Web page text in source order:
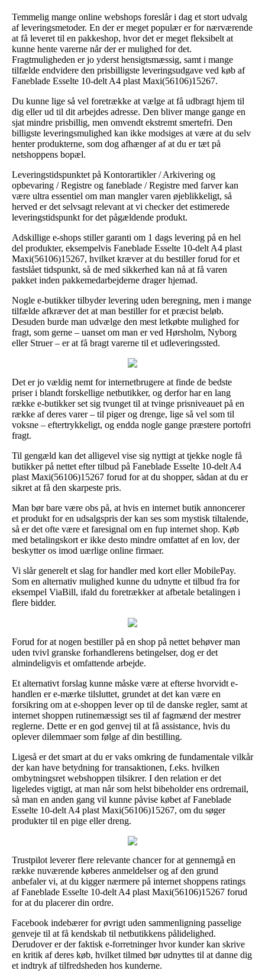
Temmelig mange online webshops foreslår i dag et stort udvalg
af leveringsmetoder. En der er meget populær er for nærværende
at få leveret til en pakkeshop, hvor det er meget fleksibelt at
kunne hente varerne når der er mulighed for det.
Fragtmuligheden er jo yderst hensigtsmæssig, samt i mange
tilfælde endvidere den prisbilligste leveringsudgave ved køb af
Faneblade Esselte 10-delt A4 plast Maxi(56106)15267.
Du kunne lige så vel foretrække at vælge at få udbragt hjem til
dig eller ud til dit arbejdes adresse. Den bliver mange gange en
sjat mindre prisbillig, men omvendt ekstremt smertefri. Den
billigste leveringsmulighed kan ikke modsiges at være at du selv
henter produkterne, som dog afhænger af at du er tæt på
netshoppens bopæl.
Leveringstidspunktet på Kontorartikler / Arkivering og
opbevaring / Registre og faneblade / Registre med farver kan
være ultra essentiel om man mangler varen øjeblikkeligt, så
herved er det selvsagt relevant at vi checker det estimerede
leveringstidspunkt for det pågældende produkt.
Adskillige e-shops stiller garanti om 1 dags levering på en hel
del produkter, eksempelvis Faneblade Esselte 10-delt A4 plast
Maxi(56106)15267, hvilket kræver at du bestiller forud for et
fastslået tidspunkt, så de med sikkerhed kan nå at få varen
pakket inden pakkemedarbejderne drager hjemad.
Nogle e-butikker tilbyder levering uden beregning, men i mange
tilfælde afkræver det at man bestiller for et præcist beløb.
Desuden burde man udvælge den mest letkøbte mulighed for
fragt, som gerne – uanset om man er ved Hørsholm, Nyborg
eller Struer – er at få bragt varerne til et udleveringssted.
Det er jo vældig nemt for internetbrugere at finde de bedste
priser i blandt forskellige netbutikker, og derfor har en lang
række e-butikker set sig tvunget til at tvinge prisniveauet på en
række af deres varer – til piger og drenge, lige så vel som til
voksne – eftertrykkeligt, og endda nogle gange præstere portofri
fragt.
Til gengæld kan det alligevel vise sig nyttigt at tjekke nogle få
butikker på nettet efter tilbud på Faneblade Esselte 10-delt A4
plast Maxi(56106)15267 forud for at du shopper, sådan at du er
sikret at få den skarpeste pris.
Man bør bare være obs på, at hvis en internet butik annoncerer
et produkt for en udsalgspris der kan ses som mystisk tiltalende,
så er det ofte være et faresignal om en fup internet shop. Køb
med betalingskort er ikke desto mindre omfattet af en lov, der
beskytter os imod uærlige online firmaer.
Vi slår generelt et slag for handler med kort eller MobilePay.
Som en alternativ mulighed kunne du udnytte et tilbud fra for
eksempel ViaBill, ifald du foretrækker at afbetale betalingen i
flere bidder.
Forud for at nogen bestiller på en shop på nettet behøver man
uden tvivl granske forhandlerens betingelser, dog er det
almindeligvis et omfattende arbejde.
Et alternativt forslag kunne måske være at efterse hvorvidt e-
handlen er e-mærke tilsluttet, grundet at det kan være en
forsikring om at e-shoppen lever op til de danske regler, samt at
internet shoppen rutinemæssigt ses til af fagmænd der mestrer
reglerne. Dette er en god genvej til at få assistance, hvis du
oplever dilemmaer som følge af din bestilling.
Ligeså er det smart at du er vaks omkring de fundamentale vilkår
der kan have betydning for transaktionen, f.eks. hvilken
ombytningsret webshoppen tilsikrer. I den relation er det
ligeledes vigtigt, at man når som helst bibeholder ens ordremail,
så man en anden gang vil kunne påvise købet af Faneblade
Esselte 10-delt A4 plast Maxi(56106)15267, om du søger
produkter til en pige eller dreng.
Trustpilot leverer flere relevante chancer for at gennemgå en
række nuværende køberes anmeldelser og af den grund
anbefaler vi, at du kigger nærmere på internet shoppens ratings
af Faneblade Esselte 10-delt A4 plast Maxi(56106)15267 forud
for at du placerer din ordre.
Facebook indebærer for øvrigt uden sammenligning passelige
genveje til at få kendskab til netbutikkens pålidelighed.
Derudover er der faktisk e-forretninger hvor kunder kan skrive
en kritik af deres køb, hvilket tilmed bør udnyttes til at danne dig
et indtryk af tilfredsheden hos kunderne.